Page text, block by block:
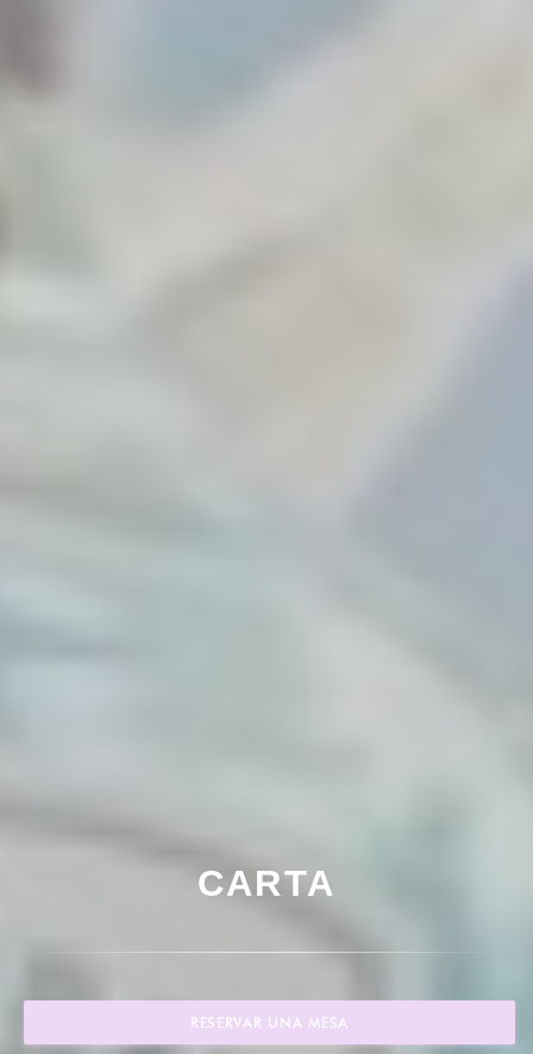
CARTA
RESERVAR UNA MESA